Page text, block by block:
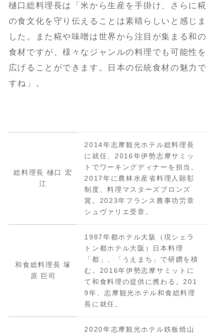
樋口総料理長は「米から生産を手掛け、さらに糀
の食文化を守り伝えることは素晴らしいと感じま
した。また糀や味噌は世界から注目が集まる和の
食材ですが、様々なジャンルの料理でも可能性を
広げることができます。日本の伝統食材の魅力で
すね」。
総料理長 樋口 宏
江
2014年志摩観光ホテル総料理長
に就任、2016年伊勢志摩サミッ
トでワーキングディナーを担当。
2017年に農林水産省料理人顕彰
制度、料理マスターズブロンズ
賞。2023年フランス農事功労章
シュヴァリエ受章。
和食総料理長 塚
原 巨司
1987年都ホテル大阪（現シェラ
トン都ホテル大阪）日本料理
「都」、「うえまち」で研鑽を積
む。2016年伊勢志摩サミットに
て和食料理の提供に携わる。201
9年、志摩観光ホテル和食総料理
長に就任。
2020年志摩観光ホテル鉄板焼山